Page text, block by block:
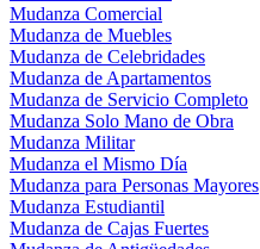
Mudanza Comercial
Mudanza de Muebles
Mudanza de Celebridades
Mudanza de Apartamentos
Mudanza de Servicio Completo
Mudanza Solo Mano de Obra
Mudanza Militar
Mudanza el Mismo Día
Mudanza para Personas Mayores
Mudanza Estudiantil
Mudanza de Cajas Fuertes